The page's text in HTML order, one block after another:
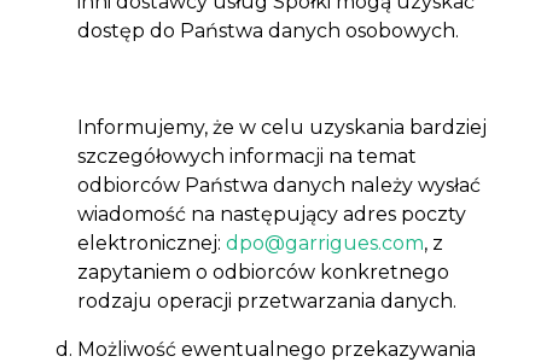
dostęp do Państwa danych osobowych.
Informujemy, że w celu uzyskania bardziej
szczegółowych informacji na temat
odbiorców Państwa danych należy wysłać
wiadomość na następujący adres poczty
elektronicznej: dpo@garrigues.com, z
zapytaniem o odbiorców konkretnego
rodzaju operacji przetwarzania danych.
Możliwość ewentualnego przekazywania